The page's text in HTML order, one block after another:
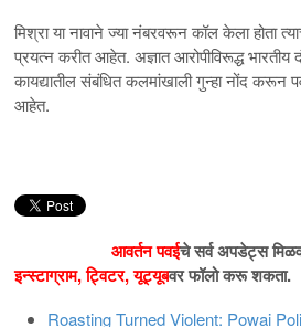
मिश्रा या नावाने ज्या नंबरवरून कॉल केला होता
प्रयत्न करीत आहेत. अज्ञात आरोपीविरूद्ध भारतीय
कायद्यातील संबंधित कलमांखाली गुन्हा नोंद करून
आहेत.
आवर्तनपवईचे सर्व अपडेट्स
इन्स्टाग्राम,ट्विटर,यूट्यूबवर फॉलो करू शकता.
Roasting Turned Violent: Powai